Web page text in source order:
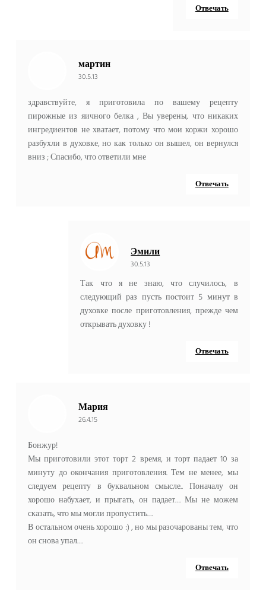
Отвечать
мартин
30.5.13
здравствуйте, я приготовила по вашему рецепту
пирожные из яичного белка , Вы уверены, что никаких
ингредиентов не хватает, потому что мои коржи хорошо
разбухли в духовке, но как только он вышел, он вернулся
вниз ; Спасибо, что ответили мне
Отвечать
Эмили
30.5.13
Так что я не знаю, что случилось, в
следующий раз пусть постоит 5 минут в
духовке после приготовления, прежде чем
открывать духовку !
Отвечать
Мария
26.4.15
Бонжур!
Мы приготовили этот торт 2 время, и торт падает 10 за
минуту до окончания приготовления. Тем не менее, мы
следуем рецепту в буквальном смысле.. Поначалу он
хорошо набухает, и прыгать, он падает… Мы не можем
сказать, что мы могли пропустить…
В остальном очень хорошо :) , но мы разочарованы тем, что
он снова упал…
Отвечать